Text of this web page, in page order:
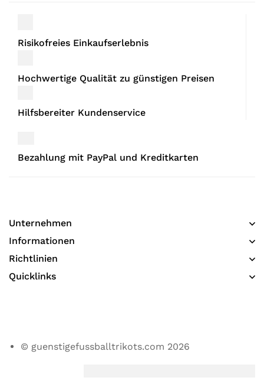
Risikofreies Einkaufserlebnis
Hochwertige Qualität zu günstigen Preisen
Hilfsbereiter Kundenservice
Bezahlung mit PayPal und Kreditkarten
Unternehmen
Informationen​
Richtlinien
Quicklinks
© guenstigefussballtrikots.com 2026